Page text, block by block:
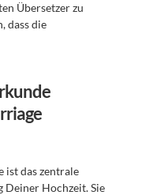
Übersetzer zu
dass die
ist das zentrale
Hochzeit. Sie